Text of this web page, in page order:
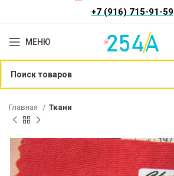
+7 (916) 715-91-59
МЕНЮ
Главная Ткани